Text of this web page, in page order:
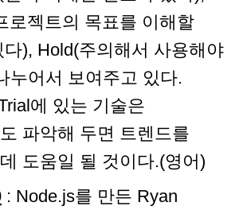
로젝트의 목표를 이해할
다), Hold(주의해서 사용해야
누어서 보여주고 있다.
에 있는 기술은
파악해 두면 트렌드를
도움일 될 것이다.(영어)
: Node.js를 만든 Ryan